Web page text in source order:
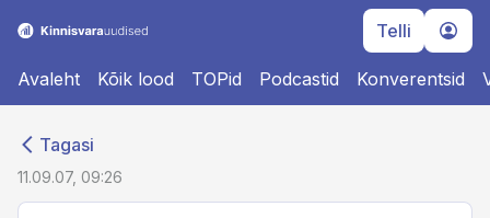
Telli
Avaleht Kõik lood TOPid Podcastid Konverentsid
Tagasi
11.09.07, 09:26